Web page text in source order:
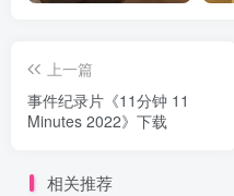
上一篇
事件纪录片《11分钟 11
Minutes 2022》下载
相关推荐